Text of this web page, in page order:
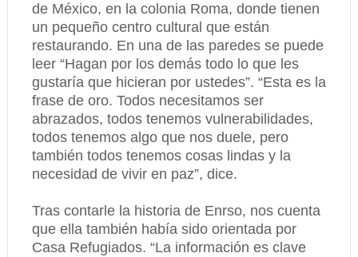
de México, en la colonia Roma, donde tienen
un pequeño centro cultural que están
restaurando. En una de las paredes se puede
leer “Hagan por los demás todo lo que les
gustaría que hicieran por ustedes”. “Esta es la
frase de oro. Todos necesitamos ser
abrazados, todos tenemos vulnerabilidades,
todos tenemos algo que nos duele, pero
también todos tenemos cosas lindas y la
necesidad de vivir en paz”, dice.
Tras contarle la historia de Enrso, nos cuenta
que ella también había sido orientada por
Casa Refugiados. “La información es clave